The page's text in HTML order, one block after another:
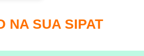
NA SUA SIPAT